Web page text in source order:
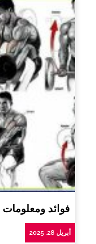
فوائد ومعلومات
أبريل 28, 2025